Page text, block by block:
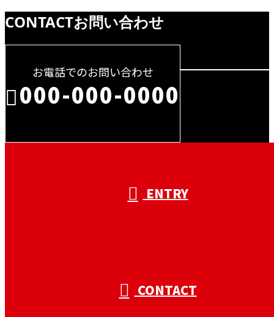
CONTACTお問い合わせ
お電話でのお問い合わせ
000-000-0000
ENTRY
CONTACT